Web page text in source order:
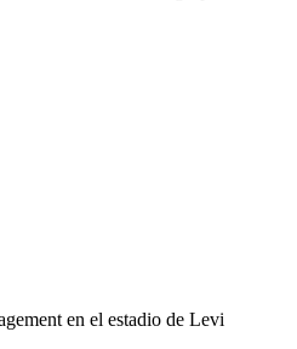
en el estadio de Levi